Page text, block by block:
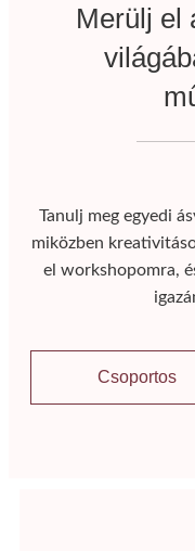
Merülj el
Tanulj meg egyedi
miközben
el workshopomra,
Csoportos